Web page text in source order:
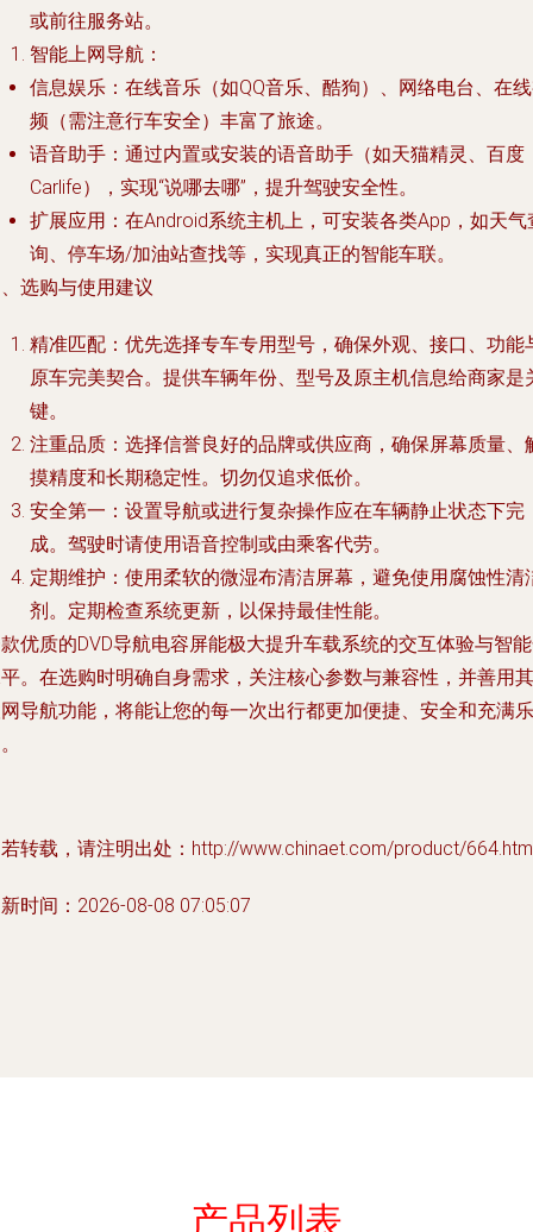
或前往服务站。
智能上网导航 ：
信息娱乐 ：在线音乐（如QQ音乐、酷狗）、网络电台、在
频（需注意行车安全）丰富了旅途。
语音助手 ：通过内置或安装的语音助手（如天猫精灵、百度
Carlife），实现“说哪去哪”，提升驾驶安全性。
扩展应用 ：在Android系统主机上，可安装各类App，如天气
询、停车场/加油站查找等，实现真正的智能车联。
选购与使用建议
精准匹配 ：优先选择专车专用型号，确保外观、接口、功能
原车完美契合。提供车辆年份、型号及原主机信息给商家是
键。
注重品质 ：选择信誉良好的品牌或供应商，确保屏幕质量、
摸精度和长期稳定性。切勿仅追求低价。
安全第一 ：设置导航或进行复杂操作应在车辆静止状态下完
成。驾驶时请使用语音控制或由乘客代劳。
定期维护 ：使用柔软的微湿布清洁屏幕，避免使用腐蚀性清
剂。定期检查系统更新，以保持最佳性能。
优质的DVD导航电容屏能极大提升车载系统的交互体验与智
。在选购时明确自身需求，关注核心参数与兼容性，并善用其
导航功能，将能让您的每一次出行都更加便捷、安全和充满乐
转载，请注明出处：http://www.chinaet.com/product/
时间：2026-08-08 07:05:07
产品列表